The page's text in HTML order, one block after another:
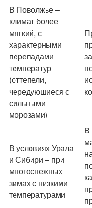
В Поволжье –
климат более
мягкий, с
характерными
перепадами
температур
(оттепели,
чередующиеся с
сильными
морозами)
В условиях Урала
и Сибири – при
многоснежных
зимах с низкими
температурами
В